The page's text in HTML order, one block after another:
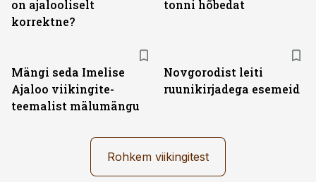
on ajalooliselt
korrektne?
tonni hõbedat
Mängi seda Imelise
Ajaloo viikingite-
teemalist mälumängu
Novgorodist leiti
ruunikirjadega esemeid
Rohkem viikingitest